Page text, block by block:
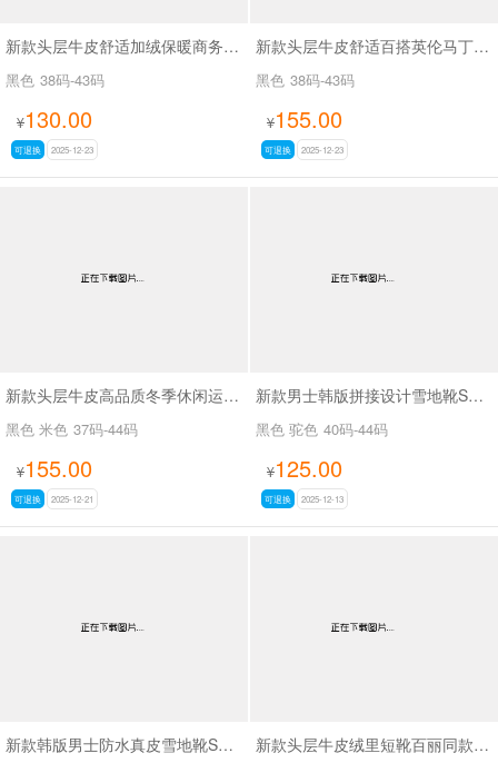
新款头层牛皮舒适加绒保暖商务棉皮鞋SAM180
黑色 38码-43码
¥130.00
可退换 2025-12-23
新款头层牛皮舒适百搭英伦马丁靴加绒潮鞋SAM212
黑色 38码-43码
¥155.00
可退换 2025-12-23
新款头层牛皮高品质冬季休闲运动鞋SAM190
黑色 米色 37码-44码
¥155.00
可退换 2025-12-21
新款男士韩版拼接设计雪地靴SA3280
黑色 驼色 40码-44码
¥125.00
可退换 2025-12-13
新款韩版男士防水真皮雪地靴SA1308 新款头层牛皮绒里短靴百丽同款136